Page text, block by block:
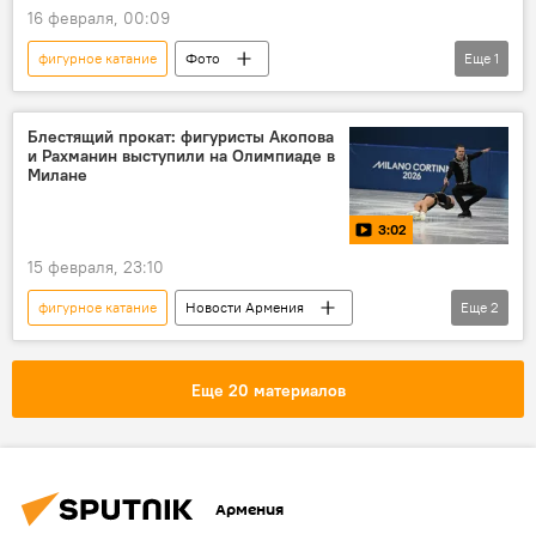
16 февраля, 00:09
фигурное катание
Фото
Новости Армения
фотолента
Еще 1
Блестящий прокат: фигуристы Акопова
и Рахманин выступили на Олимпиаде в
Милане
3:02
15 февраля, 23:10
фигурное катание
Новости Армения
Спорт
Видео
Еще 2
Еще 20 материалов
Армения